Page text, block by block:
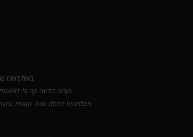
hersteld.
is op onze dojo.
maar ook deze worden